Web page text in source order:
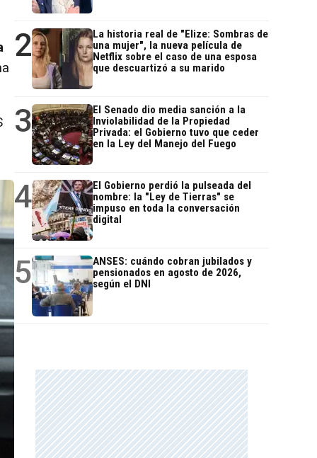
2
La historia real de "Elize: Sombras de
una mujer", la nueva película de
Netflix sobre el caso de una esposa
que descuartizó a su marido
3
El Senado dio media sanción a la
Inviolabilidad de la Propiedad
Privada: el Gobierno tuvo que ceder
en la Ley del Manejo del Fuego
4
El Gobierno perdió la pulseada del
nombre: la "Ley de Tierras" se
impuso en toda la conversación
digital
5
ANSES: cuándo cobran jubilados y
pensionados en agosto de 2026,
según el DNI